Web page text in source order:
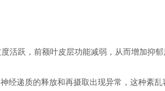
活跃，前额叶皮层功能减弱，从而增加抑郁
经递质的释放和再摄取出现异常，这种紊乱